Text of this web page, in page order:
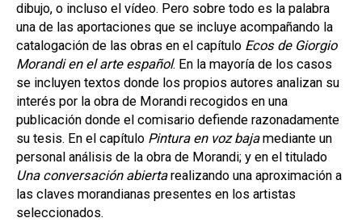
dibujo, o incluso el vídeo. Pero sobre todo es la palabra
una de las aportaciones que se incluye acompañando la
catalogación de las obras en el capítulo Ecos de Giorgio
Morandi en el arte español. En la mayoría de los casos
se incluyen textos donde los propios autores analizan su
interés por la obra de Morandi recogidos en una
publicación donde el comisario defiende razonadamente
su tesis. En el capítulo Pintura en voz bajamediante un
personal análisis de la obra de Morandi; y en el titulado
Una conversación abiertarealizando una aproximación a
las claves morandianas presentes en los artistas
seleccionados.